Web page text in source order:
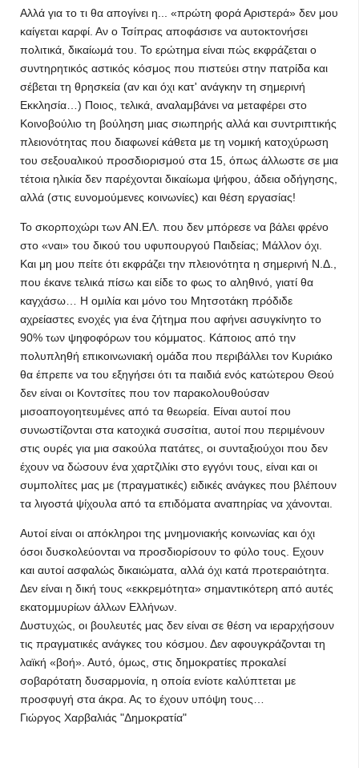
Αλλά για το τι θα απογίνει η... «πρώτη φορά Αριστερά» δεν μου
καίγεται καρφί. Αν ο Τσίπρας αποφάσισε να αυτοκτονήσει
πολιτικά, δικαίωμά του. Το ερώτημα είναι πώς εκφράζεται ο
συντηρητικός αστικός κόσμος που πιστεύει στην πατρίδα και
σέβεται τη θρησκεία (αν και όχι κατ' ανάγκην τη σημερινή
Εκκλησία…) Ποιος, τελικά, αναλαμβάνει να μεταφέρει στο
Κοινοβούλιο τη βούληση μιας σιωπηρής αλλά και συντριπτικής
πλειονότητας που διαφωνεί κάθετα με τη νομική κατοχύρωση
του σεξουαλικού προσδιορισμού στα 15, όπως άλλωστε σε μια
τέτοια ηλικία δεν παρέχονται δικαίωμα ψήφου, άδεια οδήγησης,
αλλά (στις ευνομούμενες κοινωνίες) και θέση εργασίας!
Το σκορποχώρι των ΑΝ.ΕΛ. που δεν μπόρεσε να βάλει φρένο
στο «ναι» του δικού του υφυπουργού Παιδείας; Μάλλον όχι.
Και μη μου πείτε ότι εκφράζει την πλειονότητα η σημερινή Ν.Δ.,
που έκανε τελικά πίσω και είδε το φως το αληθινό, γιατί θα
καγχάσω… Η ομιλία και μόνο του Μητσοτάκη πρόδιδε
αχρείαστες ενοχές για ένα ζήτημα που αφήνει ασυγκίνητο το
90% των ψηφοφόρων του κόμματος. Κάποιος από την
πολυπληθή επικοινωνιακή ομάδα που περιβάλλει τον Κυριάκο
θα έπρεπε να του εξηγήσει ότι τα παιδιά ενός κατώτερου Θεού
δεν είναι οι Κοντσίτες που τον παρακολουθούσαν
μισοαπογοητευμένες από τα θεωρεία. Είναι αυτοί που
συνωστίζονται στα κατοχικά συσσίτια, αυτοί που περιμένουν
στις ουρές για μια σακούλα πατάτες, οι συνταξιούχοι που δεν
έχουν να δώσουν ένα χαρτζιλίκι στο εγγόνι τους, είναι και οι
συμπολίτες μας με (πραγματικές) ειδικές ανάγκες που βλέπουν
τα λιγοστά ψίχουλα από τα επιδόματα αναπηρίας να χάνονται.
Αυτοί είναι οι απόκληροι της μνημονιακής κοινωνίας και όχι
όσοι δυσκολεύονται να προσδιορίσουν το φύλο τους. Εχουν
και αυτοί ασφαλώς δικαιώματα, αλλά όχι κατά προτεραιότητα.
Δεν είναι η δική τους «εκκρεμότητα» σημαντικότερη από αυτές
εκατομμυρίων άλλων Ελλήνων.
Δυστυχώς, οι βουλευτές μας δεν είναι σε θέση να ιεραρχήσουν
τις πραγματικές ανάγκες του κόσμου. Δεν αφουγκράζονται τη
λαϊκή «βοή». Αυτό, όμως, στις δημοκρατίες προκαλεί
σοβαρότατη δυσαρμονία, η οποία ενίοτε καλύπτεται με
προσφυγή στα άκρα. Ας το έχουν υπόψη τους…
Γιώργος Χαρβαλιάς "Δημοκρατία"